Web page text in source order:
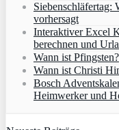
Siebenschläfertag:
vorhersagt
Interaktiver Excel
berechnen und
Wann ist Pfingsten?
Wann ist Christi
Bosch
Heimwerker und